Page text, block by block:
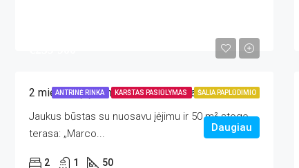
ANTRINĖ RINKA KARŠTAS PASIŪLYMAS ŠALIA PAPLŪDIMIO
2 miegamųjų penthausas, La Zenia
Jaukus būstas su nuosavu įėjimu ir 50 m² stogo
terasa: „Marco...
2 1 50
Daugiau